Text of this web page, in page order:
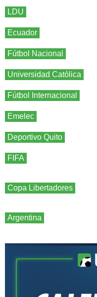
LDU
Ecuador
Fútbol Nacional
Universidad Católica
Fútbol Internacional
Emelec
Deportivo Quito
FIFA
Copa Libertadores
Argentina